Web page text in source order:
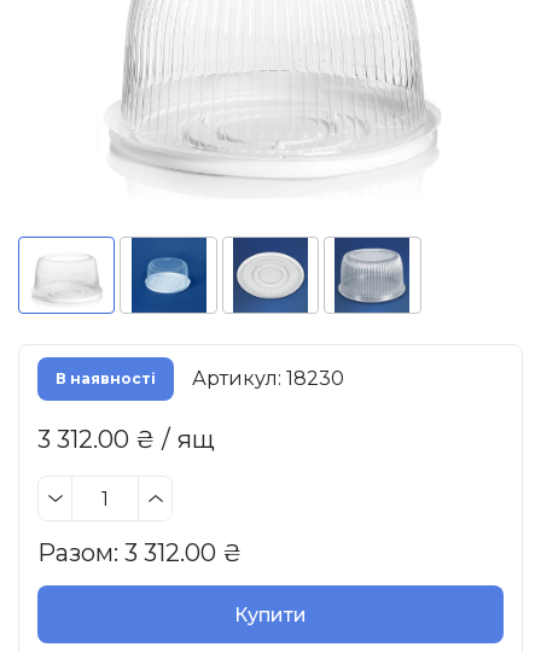
В наявності Артикул: 18230
3 312.00 ₴ / ящ
Разом: 3 312.00 ₴
Купити